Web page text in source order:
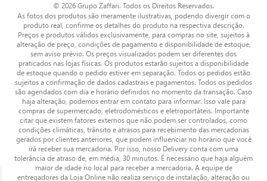
© 2026 Grupo Zaffari. Todos os Direitos Reservados.
As fotos dos produtos são meramente ilustrativas, podendo divergir com o
produto real, confirme os detalhes do produto na respectiva descrição.
Preços e produtos válidos exclusivamente, para compras no site, sujeitos à
alteração de preço, condições de pagamento e disponibilidade de estoque,
sem aviso prévio. Os preços visualizados podem ser diferentes dos
praticados nas lojas físicas. Os produtos estarão sujeitos a disponibilidade
de estoque quando o pedido estiver em separação. Todos os pedidos estão
sujeitos a confirmação de dados cadastrais e pagamentos. Todos os pedidos
são agendados com dia e horário definidos no momento da transação. Caso
haja alteração, podemos entrar em contato para informar. Isso vale para
compras de supermercado, eletrodomésticos e eletroportáteis. Importante
citar que existem fatores externos que não podem ser controlados, como
condições climáticas, trânsito e atrasos para recebimento das mercadorias
gerados por clientes anteriores, que podem influenciar no horário que você
irá receber sua mercadoria. Por isso, nosso Delivery conta com uma
tolerância de atraso de, em média, 30 minutos. É necessário que haja alguém
maior de idade no local para receber a mercadoria. A equipe de
entregadores da Loja Online não realiza serviço de instalação, alteração ou